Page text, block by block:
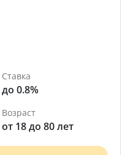
Ставка
до 0.8%
Возраст
от 18 до 80 лет